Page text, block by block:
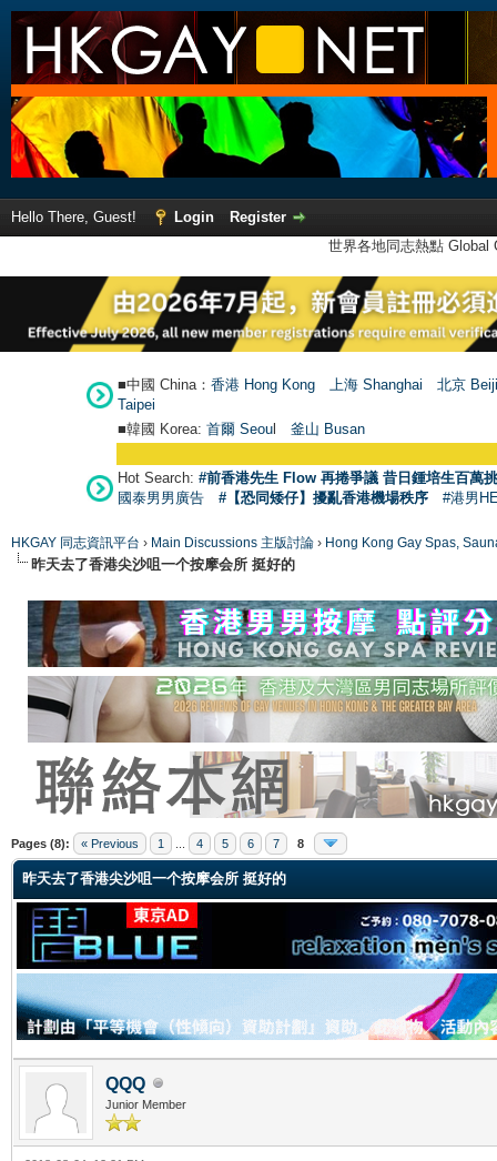
Hello There, Guest! Login
Register
世界各地同志熱點
■中國 China： 香港 Hong Kong 上海 Shanghai
北京
Taipei
■韓國 Korea: 首爾 Seoul 釜山 Busan
Hot Search: #前香港先生 Flow 再捲爭議 昔日鍾培生百萬
國泰男男廣告
#【恐同矮仔】擾亂香港機場秩序 #港男
HKGAY 同志資訊平台 › Main Discussions 主版討論 › Hong Kong Gay Spas,
昨天去了香港尖沙咀一个按摩会所 挺好的
Pages (8): « Previous 1 4 5 6 7 8
昨天去了香港尖沙咀一个按摩会所 挺好的
QQQ
Junior Member